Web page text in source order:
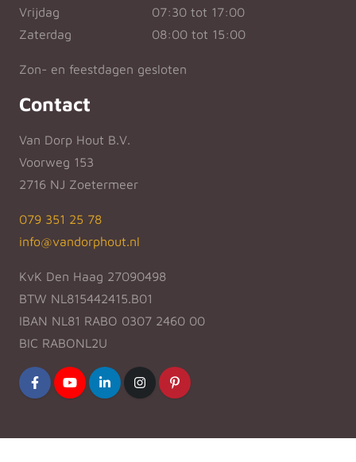
Vrijdag
07:30 tot 17:00
Zaterdag
08:00 tot 15:00
Zon- en feestdagen gesloten
Contact
Van Dorp Hout B.V.
Voorweg 153
2716 NJ Zoetermeer
079 351 25 78
info@vandorphout.nl
KvK Den Haag 27090498
BTW NL815442415.B01
IBAN NL81 RABO 0307 2460 00
BIC RABONL2U